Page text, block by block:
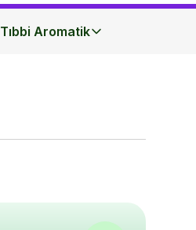
Tıbbi Aromatik